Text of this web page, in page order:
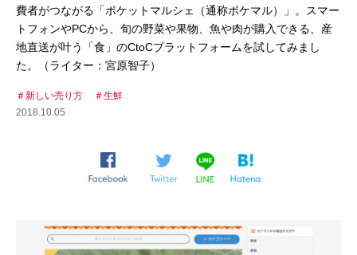
費者がつながる「ポケットマルシェ（通称ポケマル）」。スマー
トフォンやPCから、旬の野菜や果物、魚や肉が購入できる、産
地直送が叶う「食」のCtoCプラットフォームを試してみまし
た。（ライター：宮原智子）
新しい売り方
生鮮
2018.10.05